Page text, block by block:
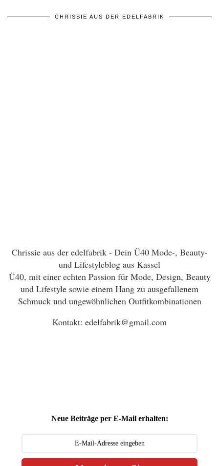
CHRISSIE AUS DER EDELFABRIK
Chrissie aus der edelfabrik - Dein Ü40 Mode-, Beauty-
und Lifestyleblog aus Kassel
Ü40, mit einer echten Passion für Mode, Design, Beauty
und Lifestyle sowie einem Hang zu ausgefallenem
Schmuck und ungewöhnlichen Outfitkombinationen
Kontakt: edelfabrik@gmail.com
Neue Beiträge per E-Mail erhalten: